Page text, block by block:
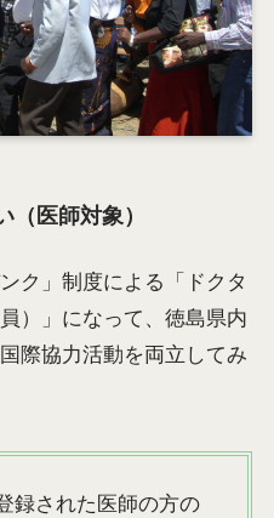
医師対象）
ク」制度による「ドクタ
）」になって、徳島県内
際協力活動を両立してみ
録された医師の方の